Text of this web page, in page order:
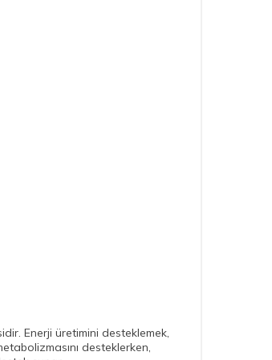
Enerji üretimini desteklemek,
desteklerken,